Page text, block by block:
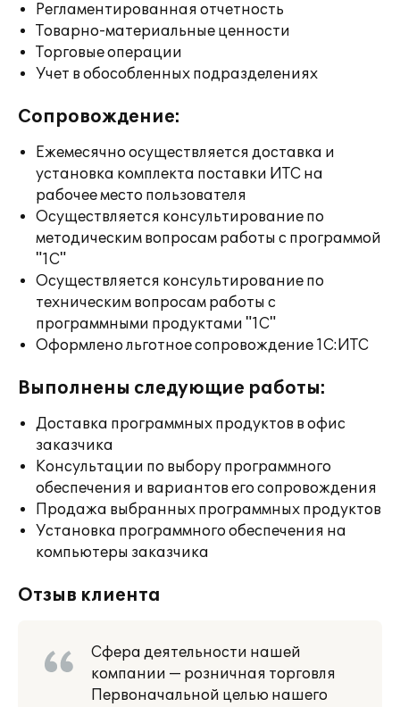
Регламентированная отчетность
Товарно-материальные ценности
Торговые операции
Учет в обособленных подразделениях
Сопровождение:
Ежемесячно осуществляется доставка и
установка комплекта поставки ИТС на
рабочее место пользователя
Осуществляется консультирование по
методическим вопросам работы с программой
"1С"
Осуществляется консультирование по
техническим вопросам работы с
программными продуктами "1С"
Оформлено льготное сопровождение 1С:ИТС
Выполнены следующие работы:
Доставка программных продуктов в офис
заказчика
Консультации по выбору программного
обеспечения и вариантов его сопровождения
Продажа выбранных программных продуктов
Установка программного обеспечения на
компьютеры заказчика
Отзыв клиента
Сфера деятельности нашей
компании — розничная торговля
Первоначальной целью нашего